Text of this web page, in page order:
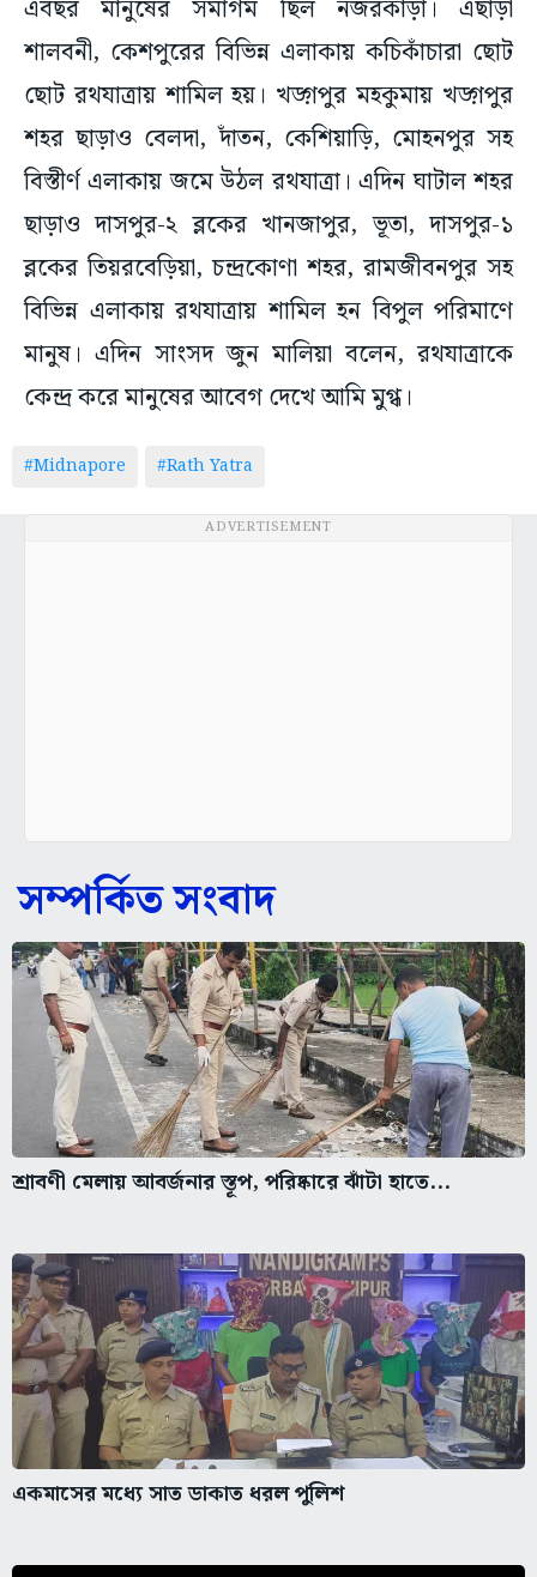
এবছর মানুষের সমাগম ছিল নজরকাড়া। এছাড়া
শালবনী, কেশপুরের বিভিন্ন এলাকায় কচিকাঁচারা ছোট
ছোট রথযাত্রায় শামিল হয়। খড়্গপুর মহকুমায় খড়্গপুর
শহর ছাড়াও বেলদা, দাঁতন, কেশিয়াড়ি, মোহনপুর সহ
বিস্তীর্ণ এলাকায় জমে উঠল রথযাত্রা। এদিন ঘাটাল শহর
ছাড়াও দাসপুর-২ ব্লকের খানজাপুর, ভূতা, দাসপুর-১
ব্লকের তিয়রবেড়িয়া, চন্দ্রকোণা শহর, রামজীবনপুর সহ
বিভিন্ন এলাকায় রথযাত্রায় শামিল হন বিপুল পরিমাণে
মানুষ। এদিন সাংসদ জুন মালিয়া বলেন, রথযাত্রাকে
কেন্দ্র করে মানুষের আবেগ দেখে আমি মুগ্ধ।
#Midnapore #Rath Yatra
ADVERTISEMENT
সম্পর্কিত সংবাদ
শ্রাবণী মেলায় আবর্জনার স্তূপ, পরিষ্কারে ঝাঁটা হাতে...
একমাসের মধ্যে সাত ডাকাত ধরল পুলিশ